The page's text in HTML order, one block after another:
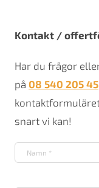
Kontakt /
Har du frågor
på 08 540 205 45
snart vi kan!